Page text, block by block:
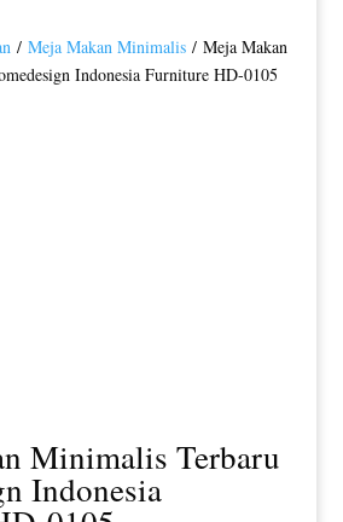
/ Meja Makan Minimalis/ Meja Makan
Indonesia Furniture HD-0105
Minimalis Terbaru
Indonesia